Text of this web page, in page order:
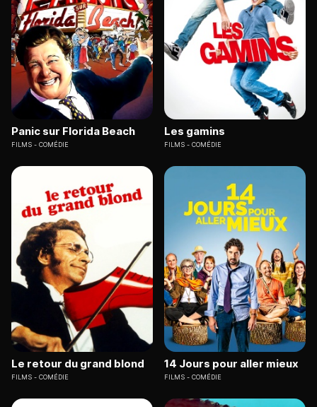
Panic sur Florida Beach
FILMS COMÉDIE
Les gamins
FILMS COMÉDIE
Le retour du grand blond
FILMS COMÉDIE
14 Jours pour aller mieux
FILMS COMÉDIE